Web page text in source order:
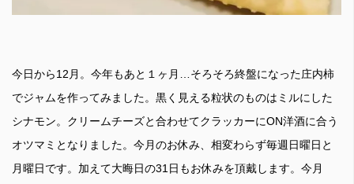
今日から12月。今年もあと１ヶ月…そろそろ終盤になった庄内柿
でジャムを作ってみました。黒く見える粒状のものはミルにした
シナモン。クリームチーズと合わせてクラッカーにON洋酒に合う
オツマミとなりました。今月のお休み、相変わらず毎週日曜日と
月曜日です。加えて大晦日の31日もお休みを頂戴します。今月